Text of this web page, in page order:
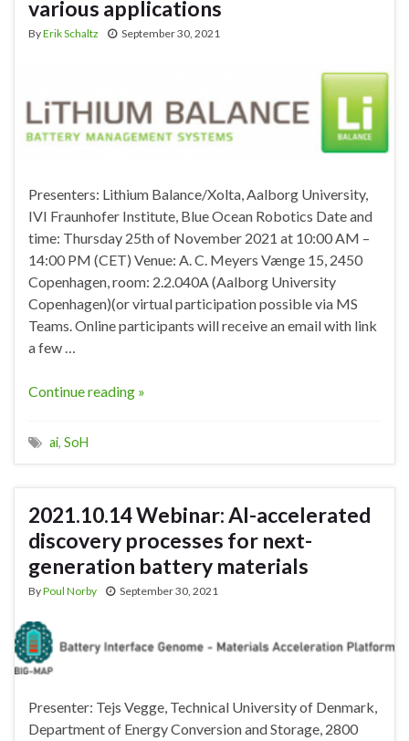
various applications
ByErik Schaltz September 30, 2021
Presenters: Lithium Balance/Xolta, Aalborg University,
IVI Fraunhofer Institute, Blue Ocean Robotics Date and
time: Thursday 25th of November 2021 at 10:00 AM –
14:00 PM (CET) Venue: A. C. Meyers Vænge 15, 2450
Copenhagen, room: 2.2.040A (Aalborg University
Copenhagen)(or virtual participation possible via MS
Teams. Online participants will receive an email with link
a few …
Continue reading »
ai, SoH
2021.10.14 Webinar: AI-accelerated
discovery processes for next-
generation battery materials
ByPoul Norby September 30, 2021
Presenter: Tejs Vegge, Technical University of Denmark,
Department of Energy Conversion and Storage, 2800